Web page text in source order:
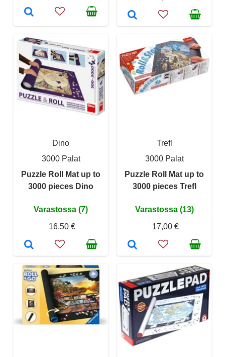
Dino
3000 Palat
Puzzle Roll Mat up to
3000 pieces Dino
Varastossa (7)
16,50 €
Trefl
3000 Palat
Puzzle Roll Mat up to
3000 pieces Trefl
Varastossa (13)
17,00 €